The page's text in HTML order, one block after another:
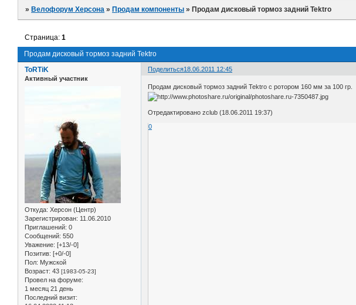
» Велофорум Херсона » Продам компоненты » Продам дисковый тормоз задний Tektro
Продам дисковый тормоз задний Tektro
Страница:1
Поделиться18.06.2011 12:45
ToRTiK
Активный участник
Откуда: Херсон (Центр)
Зарегистрирован: 11.06.2010
Приглашений: 0
Сообщений: 550
Уважение: [+13/-0]
Позитив: [+0/-0]
Пол: Мужской
Возраст: 43 [1983-05-23]
Провел на форуме:
1 месяц 21 день
Последний визит:
Продам дисковый тормоз задний Tektro с ротором 160 мм за 100 гр.
Отредактировано zclub (18.06.2011 19:37)
0